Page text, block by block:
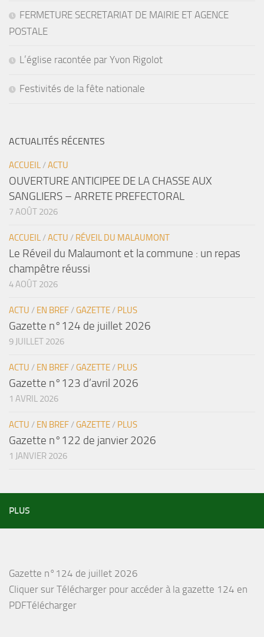
FERMETURE SECRETARIAT DE MAIRIE ET AGENCE
POSTALE
L’église racontée par Yvon Rigolot
Festivités de la fête nationale
ACTUALITÉS RÉCENTES
ACCUEIL/ACTU
OUVERTURE ANTICIPEE DE LA CHASSE AUX
SANGLIERS – ARRETE PREFECTORAL
7 AOÛT 2026
ACCUEIL/ACTU / RÉVEIL DU MALAUMONT
Le Réveil du Malaumont et la commune : un repas
champêtre réussi
4 AOÛT 2026
ACTU / EN BREF/GAZETTE/ PLUS
Gazette n°124 de juillet 2026
9 JUILLET 2026
ACTU / EN BREF/GAZETTE/ PLUS
Gazette n°123 d’avril 2026
1 AVRIL 2026
ACTU / EN BREF/GAZETTE/ PLUS
Gazette n°122 de janvier 2026
1 JANVIER 2026
PLUS
Gazette n°124 de juillet 2026
Cliquer sur Télécharger pour accéder à la gazette 124 en
PDFTélécharger